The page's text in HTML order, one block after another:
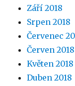
Září 2018
Srpen 2018
Červenec
Červen 2018
Květen 2018
Duben 2018